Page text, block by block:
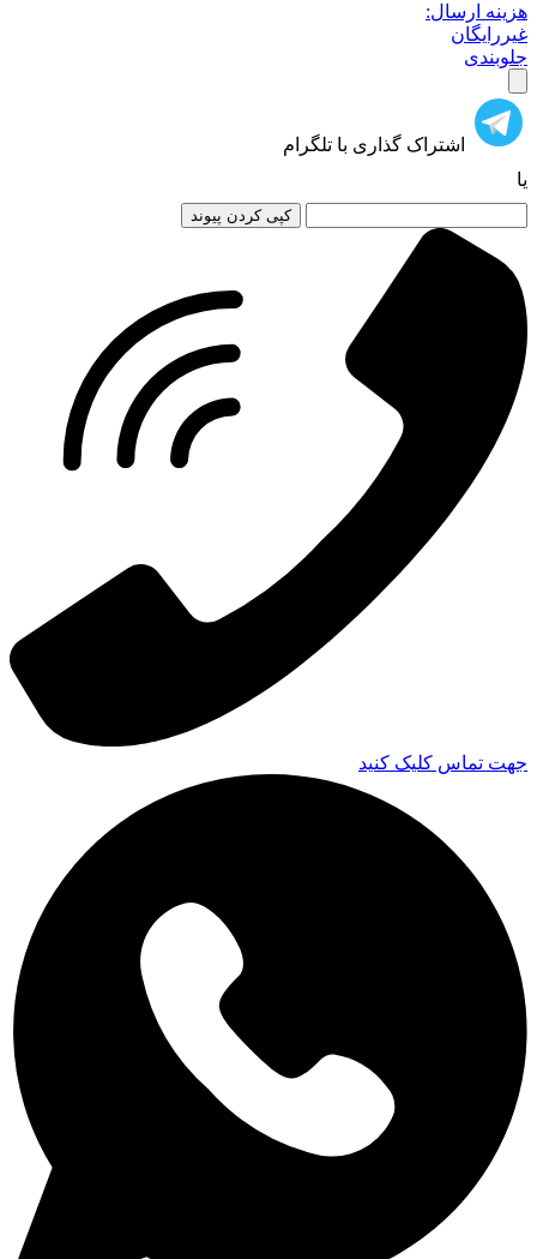
هزینه ارسال:
غیررایگان
جلوبندی
اشتراک گذاری با تلگرام
یا
کپی کردن پیوند
جهت تماس کلیک کنید